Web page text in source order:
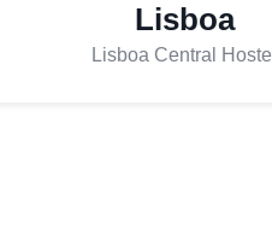
Lisboa
Lisboa Central Hostel